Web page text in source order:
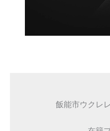
飯能市ウクレ